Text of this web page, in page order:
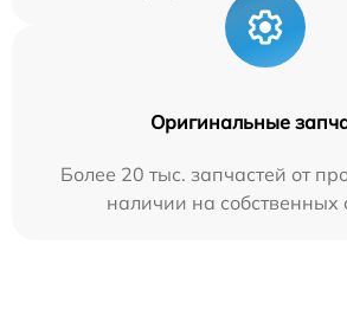
Оригинальные
Более 20 тыс. запчастей от
наличии на собственных